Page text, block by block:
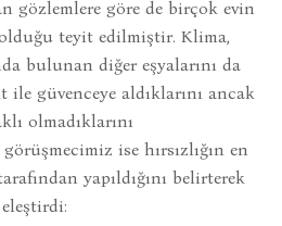
gözlemlere göre de birçok evin
teyit edilmiştir. Klima,
bulunan diğer eşyalarını da
güvenceye aldıklarını ancak
olmadıklarını
ise hırsızlığın en
yapıldığını belirterek